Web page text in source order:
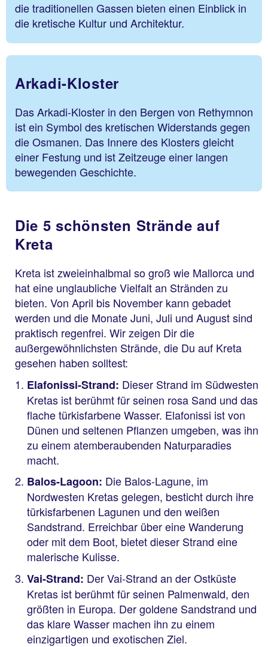
die traditionellen Gassen bieten einen Einblick in
die kretische Kultur und Architektur.
Arkadi-Kloster
Das Arkadi-Kloster in den Bergen von Rethymnon
ist ein Symbol des kretischen Widerstands gegen
die Osmanen. Das Innere des Klosters gleicht
einer Festung und ist Zeitzeuge einer langen
bewegenden Geschichte.
Die 5 schönsten Strände auf
Kreta
Kreta ist zweieinhalbmal so groß wie Mallorca und
hat eine unglaubliche Vielfalt an Stränden zu
bieten. Von April bis November kann gebadet
werden und die Monate Juni, Juli und August sind
praktisch regenfrei. Wir zeigen Dir die
außergewöhnlichsten Strände, die Du auf Kreta
gesehen haben solltest:
Elafonissi-Strand: Dieser Strand im Südwesten
Kretas ist berühmt für seinen rosa Sand und das
flache türkisfarbene Wasser. Elafonissi ist von
Dünen und seltenen Pflanzen umgeben, was ihn
zu einem atemberaubenden Naturparadies
macht.
Balos-Lagoon: Die Balos-Lagune, im
Nordwesten Kretas gelegen, besticht durch ihre
türkisfarbenen Lagunen und den weißen
Sandstrand. Erreichbar über eine Wanderung
oder mit dem Boot, bietet dieser Strand eine
malerische Kulisse.
Vai-Strand: Der Vai-Strand an der Ostküste
Kretas ist berühmt für seinen Palmenwald, den
größten in Europa. Der goldene Sandstrand und
das klare Wasser machen ihn zu einem
einzigartigen und exotischen Ziel.